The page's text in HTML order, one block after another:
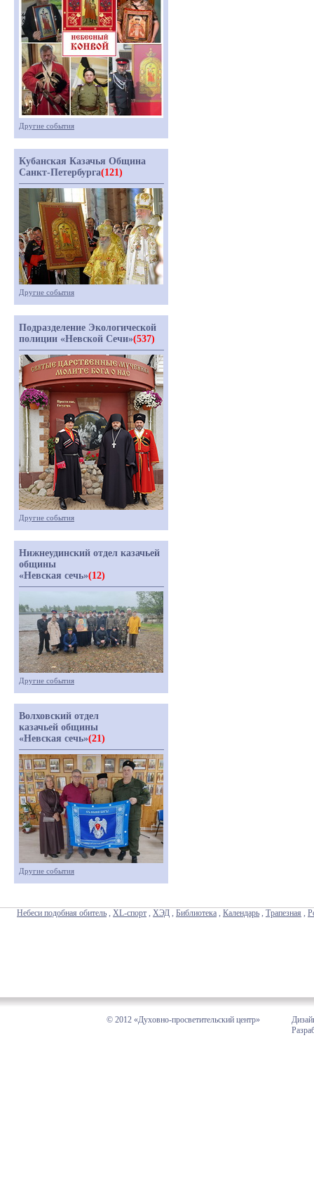
Другие события
Кубанская Казачья Община
Санкт-Петербурга(121)
Другие события
Подразделение Экологической
полиции «Невской Сечи»(537)
Другие события
Нижнеудинский отдел казачьей
общины
«Невская сечь»(12)
Другие события
Волховский отдел
казачьей общины
«Невская сечь»(21)
Другие события
Небеси подобная обитель , XL-спорт , ХЭД , Библиотека , Календарь , Трапезная ,
© 2012 «Духовно-просветительский центр»